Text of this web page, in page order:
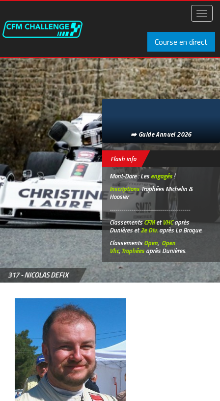
Aller
principal
Course en direct
➡️ Guide Annuel 2026
Flash info
Mont-Dore : Lesengagés!
InscriptionsTrophées Michelin &
Hoosier
-----------------------------------------
ClassementsCFMetVHCaprès
Dunières et2e Div.après La Broque.
ClassementsOpen, Open
Vhc, Trophéesaprès Dunières.
317 -NICOLAS DEFIX